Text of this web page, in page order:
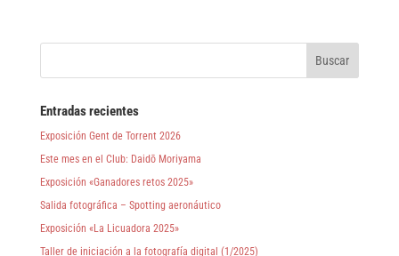
Entradas recientes
Exposición Gent de Torrent 2026
Este mes en el Club: Daidō Moriyama
Exposición «Ganadores retos 2025»
Salida fotográfica – Spotting aeronáutico
Exposición «La Licuadora 2025»
Taller de iniciación a la fotografía digital (1/2025)